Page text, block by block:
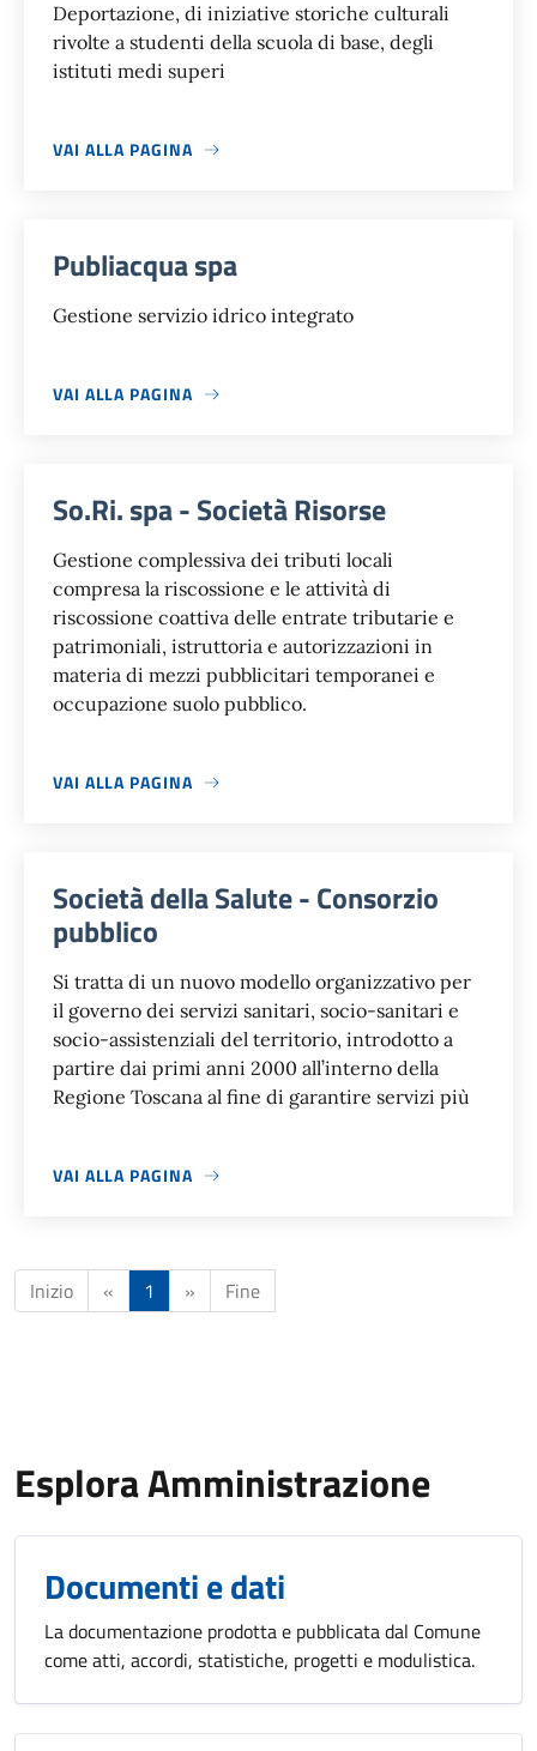
Deportazione, di iniziative storiche culturali
rivolte a studenti della scuola di base, degli
istituti medi superi
VAI ALLA PAGINA
Publiacqua spa
Gestione servizio idrico integrato
VAI ALLA PAGINA
So.Ri. spa - Società Risorse
Gestione complessiva dei tributi locali
compresa la riscossione e le attività di
riscossione coattiva delle entrate tributarie e
patrimoniali, istruttoria e autorizzazioni in
materia di mezzi pubblicitari temporanei e
occupazione suolo pubblico.
VAI ALLA PAGINA
Società della Salute - Consorzio
pubblico
Si tratta di un nuovo modello organizzativo per
il governo dei servizi sanitari, socio-sanitari e
socio-assistenziali del territorio, introdotto a
partire dai primi anni 2000 all’interno della
Regione Toscana al fine di garantire servizi più
VAI ALLA PAGINA
Inizio « 1 » Fine
Esplora Amministrazione
Documenti e dati
La documentazione prodotta e pubblicata dal Comune
come atti, accordi, statistiche, progetti e modulistica.